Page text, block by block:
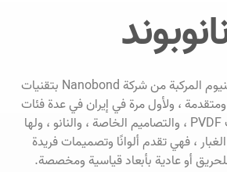
يتم إنتاج صفائح الألمنيوم المركبة من شركة Nanobond بتقنيات
، ولأول مرة في إيران في عدة فئات
مختلفة ، بما في ذلك PVDF ، والتصاميم الخاصة ، والنانو ، ولها
الغبار ، فهي تقدم ألوانًا وتصميمات فريدة
أو عادية بأبعاد قياسية ومخصصة.